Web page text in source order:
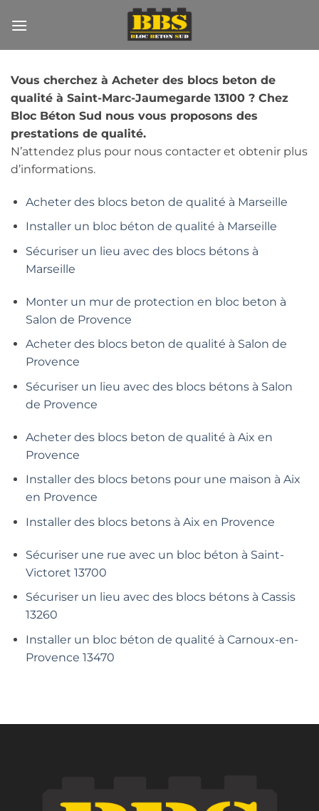
au
Vous cherchez à Acheter des blocs beton de
qualité à Saint-Marc-Jaumegarde 13100 ? Chez
Bloc Béton Sud nous vous proposons des
prestations de qualité.
N’attendez plus pour nous contacter et obtenir plus
d’informations.
Acheter des blocs beton de qualité à Marseille
Installer un bloc béton de qualité à Marseille
Sécuriser un lieu avec des blocs bétons à
Marseille
Monter un mur de protection en bloc beton à
Salon de Provence
Acheter des blocs beton de qualité à Salon de
Provence
Sécuriser un lieu avec des blocs bétons à Salon
de Provence
Acheter des blocs beton de qualité à Aix en
Provence
Installer des blocs betons pour une maison à Aix
en Provence
Installer des blocs betons à Aix en Provence
Sécuriser une rue avec un bloc béton à Saint-
Victoret 13700
Sécuriser un lieu avec des blocs bétons à Cassis
13260
Installer un bloc béton de qualité à Carnoux-en-
Provence 13470